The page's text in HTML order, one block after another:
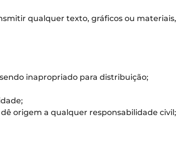
qualquer texto, gráficos ou materiais,
inapropriado para distribuição;
origem a qualquer responsabilidade civil;